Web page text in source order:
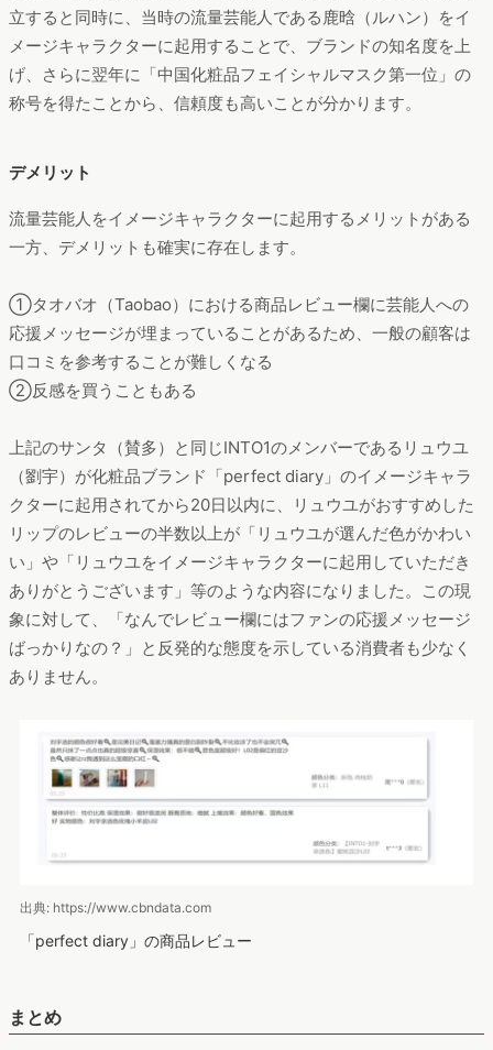
立すると同時に、当時の流量芸能人である鹿晗（ルハン）をイ
メージキャラクターに起用することで、ブランドの知名度を上
げ、さらに翌年に「中国化粧品フェイシャルマスク第一位」の
称号を得たことから、信頼度も高いことが分かります。
デメリット
流量芸能人をイメージキャラクターに起用するメリットがある
一方、デメリットも確実に存在します。
①タオバオ（Taobao）における商品レビュー欄に芸能人への
応援メッセージが埋まっていることがあるため、一般の顧客は
口コミを参考することが難しくなる
②反感を買うこともある
上記のサンタ（賛多）と同じINTO1のメンバーであるリュウユ
（劉宇）が化粧品ブランド「perfect diary」のイメージキャラ
クターに起用されてから20日以内に、リュウユがおすすめした
リップのレビューの半数以上が「リュウユが選んだ色がかわい
い」や「リュウユをイメージキャラクターに起用していただき
ありがとうございます」等のような内容になりました。この現
象に対して、「なんでレビュー欄にはファンの応援メッセージ
ばっかりなの？」と反発的な態度を示している消費者も少なく
ありません。
出典: https://www.cbndata.com
「perfect diary」の商品レビュー
まとめ